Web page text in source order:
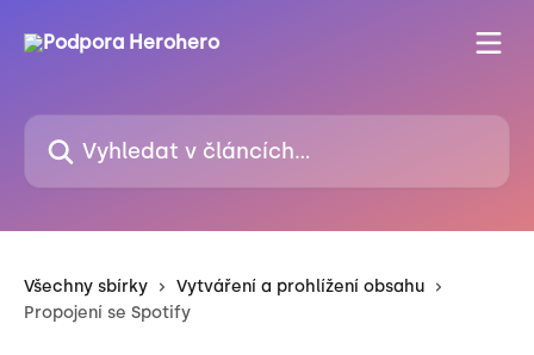
Vyhledat v článcích…
Všechny sbírky
Vytváření a prohlížení obsahu
Propojení se Spotify